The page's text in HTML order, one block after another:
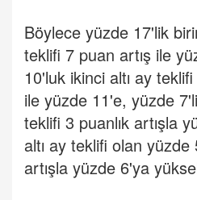
Böylece yüzde 17'lik
teklifi 7 puan artış ile
10'luk ikinci altı ay
ile yüzde 11'e, yüzde
teklifi 3 puanlık artışla
altı ay teklifi olan yüzde
artışla yüzde 6'ya